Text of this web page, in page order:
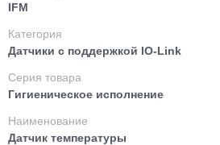
IFM
Категория
Датчики с поддержкой IO-Link
Серия товара
Гигиеническое исполнение
Наименование
Датчик температуры